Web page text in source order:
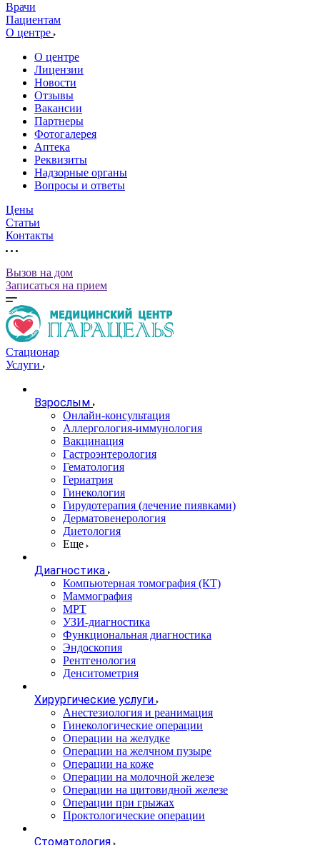
Врачи
Пациентам
О центре
О центре
Лицензии
Новости
Отзывы
Вакансии
Партнеры
Фотогалерея
Аптека
Реквизиты
Надзорные органы
Вопросы и ответы
Цены
Статьи
Контакты
Вызов на дом
Записаться на прием
Стационар
Услуги
Взрослым
Онлайн-консультация
Аллергология-иммунология
Вакцинация
Гастроэнтерология
Гематология
Гериатрия
Гинекология
Гирудотерапия (лечение пиявками)
Дерматовенерология
Диетология
Еще
Диагностика
Компьютерная томография (КТ)
Маммография
МРТ
УЗИ-диагностика
Функциональная диагностика
Эндоскопия
Рентгенология
Денситометрия
Хирургические услуги
Анестезиология и реанимация
Гинекологические операции
Операции на желудке
Операции на желчном пузыре
Операции на коже
Операции на молочной железе
Операции на щитовидной железе
Операции при грыжах
Проктологические операции
Стоматология